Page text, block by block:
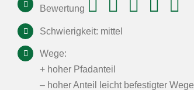
Bewertung
Schwierigkeit: mittel
Wege:
+ hoher Pfadanteil
– hoher Anteil leicht befestigter Wege